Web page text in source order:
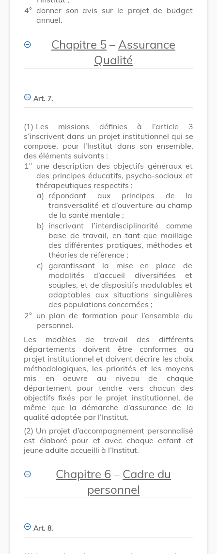
4° donner son avis sur le projet de budget
annuel.
Chapitre 5 – Assurance
Qualité
Art. 7.
(1) Les missions définies à l’article 3
s’inscrivent dans un projet institutionnel qui se
com­pose, pour l’Institut dans son ensemble,
des éléments suivants :
1° une description des objectifs généraux et
des principes éducatifs, psycho-sociaux et
thérapeutiques respectifs :
a) répondant aux principes de la
transversalité et d’ouverture au champ
de la santé mentale ;
b) inscrivant l’interdisciplinarité comme
base de travail, en tant que maillage
des différentes pra­tiques, méthodes et
théories de référence ;
c) garantissant la mise en place de
modalités d’accueil diversifiées et
souples, et de dispositifs modulables et
adaptables aux situations singulières
des populations concernées ;
2° un plan de formation pour l’ensemble du
personnel.
Les modèles de travail des différents
départements doivent être conformes au
projet institutionnel et doivent décrire les choix
méthodologiques, les priorités et les moyens
mis en oeuvre au niveau de chaque
département pour tendre vers chacun des
objectifs fixés par le projet institutionnel, de
même que la démarche d’assurance de la
qualité adoptée par l’Institut.
(2) Un projet d’accompagnement personnalisé
est élaboré pour et avec chaque enfant et
jeune adulte accueilli à l’Institut.
Chapitre 6 – Cadre du
personnel
Art. 8.